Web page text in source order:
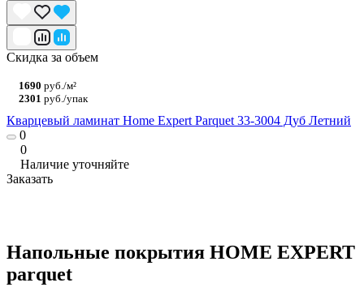
Скидка за объем
1690 руб./м²
2301 руб./упак
Кварцевый ламинат Home Expert Parquet 33-3004 Дуб Летний
0
0
Наличие уточняйте
Заказать
Напольные покрытия HOME EXPERT
parquet